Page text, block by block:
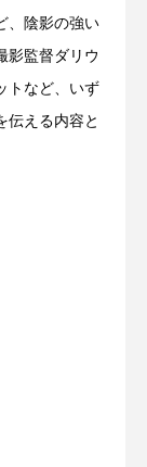
、陰影の強い
影監督ダリウ
トなど、いず
伝える内容と